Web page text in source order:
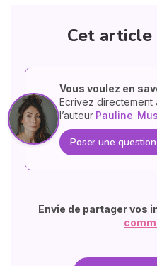
Cet article
Vous voulez en
Ecrivez directement
l’auteur Pauline
Poser une
Envie de partager vos